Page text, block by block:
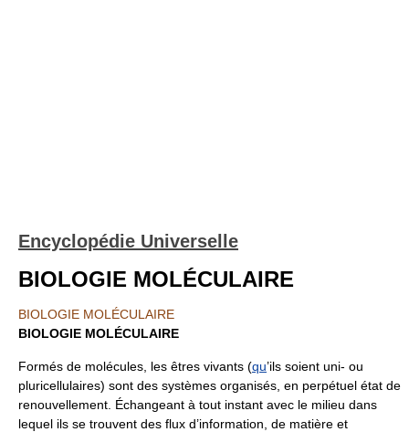
Encyclopédie Universelle
BIOLOGIE MOLÉCULAIRE
BIOLOGIE MOLÉCULAIRE
BIOLOGIE MOLÉCULAIRE
Formés de molécules, les êtres vivants (qu’ils soient uni- ou
pluricellulaires) sont des systèmes organisés, en perpétuel état de
renouvellement. Échangeant à tout instant avec le milieu dans
lequel ils se trouvent des flux d’information, de matière et